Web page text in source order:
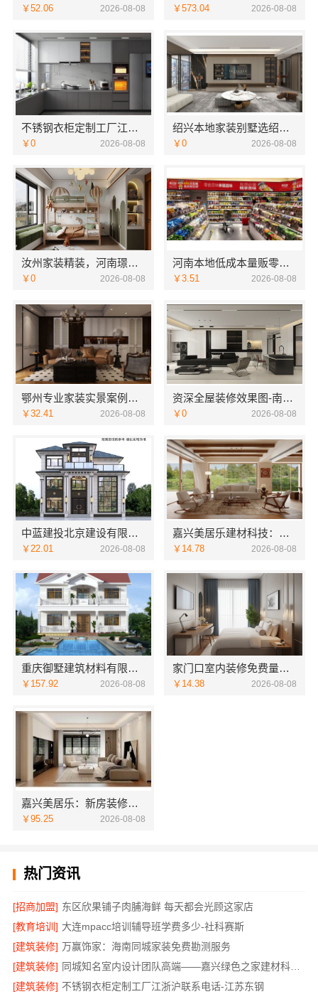
￥52.06 2026-08-08 ￥573.04 2026-08-08
不锈钢衣柜定制工厂江浙沪联系电话-江苏东钢金属科技
￥0 2026-08-08
绍兴本地家装别墅选绍兴卓鑫装饰材料有限公司
￥0 2026-08-08
汝州家装精装，河南璟臻环保建材有限公司全屋整装方案
￥0 2026-08-08
河南本地低成本量贩零食全域盈利
￥3.51 2026-08-08
鄂州专业家装实景案例，百年米莱装饰公司
￥32.41 2026-08-08
资深全屋装修效果图-南通宏域全宅装饰建材有限公司
￥0 2026-08-08
中蓝建投北京建设有限公司四川：重钢别墅局部改造
￥22.01 2026-08-08
嘉兴美居乐建材科技：嘉兴周边美居乐房屋装修联系电话
￥14.78 2026-08-08
重庆御墅建筑材料有限公司：本地免拆模板多少钱一平
￥157.92 2026-08-08
家门口室内装修免费量房，浙江宜美嘉装饰贴心服务
￥14.38 2026-08-08
嘉兴美居乐：新房装修匠心施工收费
￥95.25 2026-08-08
热门资讯
[招商加盟] 东区欣果铺子肉脯海鲜 每天都会光顾这家店
[教育培训] 大连mpacc培训辅导班学费多少-社科赛斯
[建筑装修] 万赢饰家：海南同城家装免费勘测服务
[建筑装修]
同城知名室内设计团队高端——嘉兴绿色之家建材科技有限公司
[建筑装修] 不锈钢衣柜定制工厂江浙沪联系电话-江苏东钢